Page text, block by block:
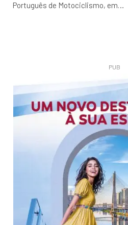
Português de Motociclismo, em…
PUB